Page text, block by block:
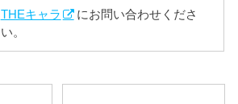
THEキャラ
にお問い合わせくださ
い。